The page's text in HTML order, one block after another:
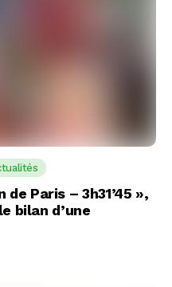
Paris – 3h31’45 »,
bilan d’une